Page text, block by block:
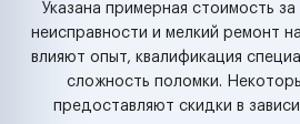
Указана примерная стоимость
неисправности и мелкий ремонт
влияют опыт, квалификация
сложность поломки.
предоставляют скидки в